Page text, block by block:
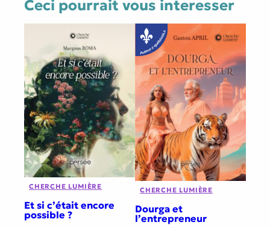
Ceci pourrait vous interesser
CHERCHE LUMIÈRE
Et si c’était encore
possible ?
CHERCHE LUMIÈRE
Dourga et
l’entrepreneur